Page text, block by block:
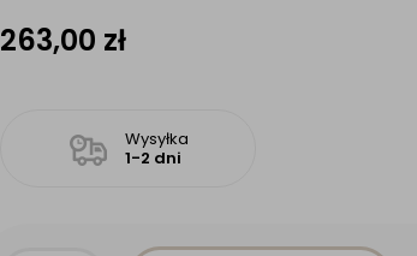
263,00 zł
Wysyłka
1-2 dni